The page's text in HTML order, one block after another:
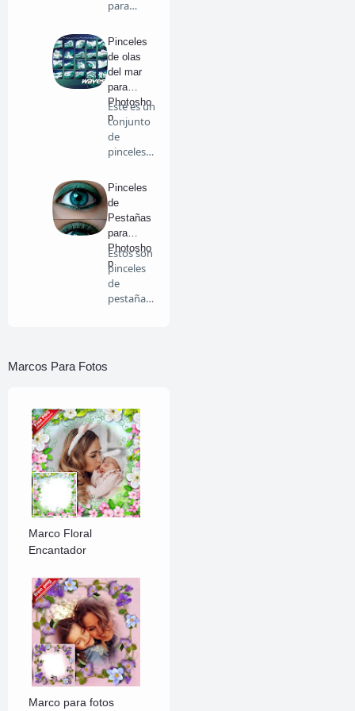
para
os en …
Pinceles
de olas
del mar
para
Photosho
p
Este es un
conjunto
de
pinceles
diferen…
Pinceles
de
Pestañas
para
Photosho
p
Estos son
pinceles
de
pestañas
Marcos Para Fotos
Marco Floral
Encantador
Marco para fotos